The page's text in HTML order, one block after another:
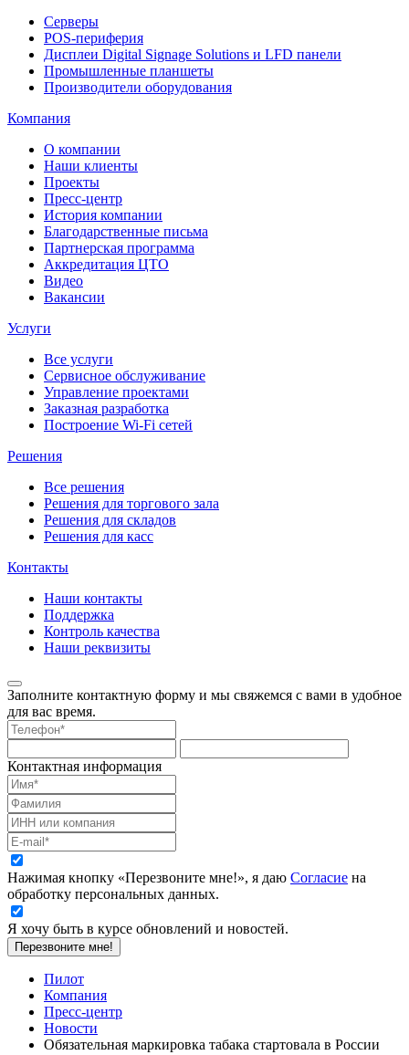
Серверы
POS-периферия
Дисплеи Digital Signage Solutions и LFD панели
Промышленные планшеты
Производители оборудования
Компания
О компании
Наши клиенты
Проекты
Пресс-центр
История компании
Благодарственные письма
Партнерская программа
Аккредитация ЦТО
Видео
Вакансии
Услуги
Все услуги
Сервисное обслуживание
Управление проектами
Заказная разработка
Построение Wi-Fi сетей
Решения
Все решения
Решения для торгового зала
Решения для складов
Решения для касс
Контакты
Наши контакты
Поддержка
Контроль качества
Наши реквизиты
Заполните контактную форму и мы свяжемся с вами в удобное
для вас время.
Контактная информация
Нажимая кнопку «Перезвоните мне!», я даю Согласие на
обработку персональных данных.
Я хочу быть в курсе обновлений и новостей.
Перезвоните мне!
Пилот
Компания
Пресс-центр
Новости
Обязательная маркировка табака стартовала в России